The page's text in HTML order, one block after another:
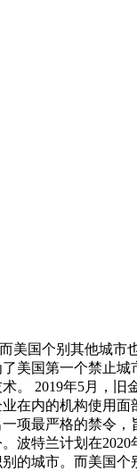
美国个别其他城
美国第一个禁止
。 2019年5月，
在内的机构使用面
最严格的禁令
特兰计划在
城市。而美国